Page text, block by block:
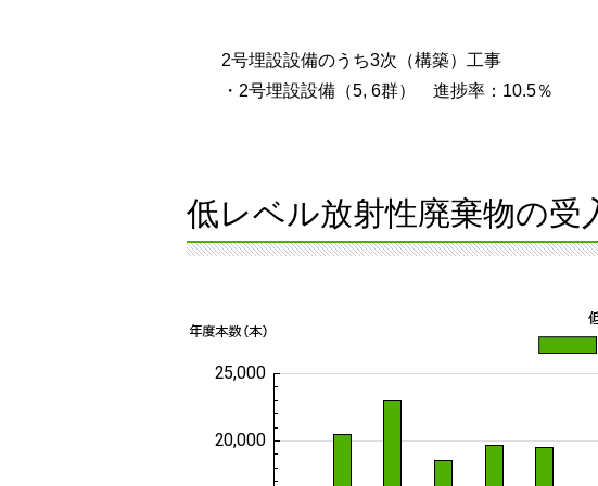
2号埋設設備のうち3次（構築）工事
・2号埋設設備（5, 6群） 進捗率：10.5％
低レベル放射性廃棄物の受